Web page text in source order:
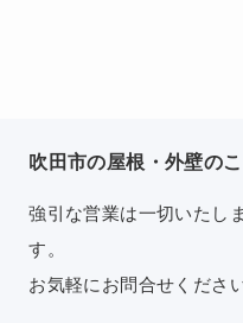
吹田市の屋根・外壁の
強引な営業は一切いたし
す。
お気軽にお問合せください